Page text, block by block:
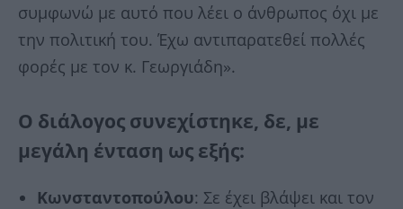
συμφωνώ με αυτό που λέει ο άνθρωπος όχι με
την πολιτική του. Έχω αντιπαρατεθεί πολλές
φορές με τον κ. Γεωργιάδη».
Ο διάλογος συνεχίστηκε, δε, με
μεγάλη ένταση ως εξής:
Κωνσταντοπούλου: Σε έχει βλάψει και τον